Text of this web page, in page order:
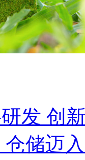
发 创
储迈